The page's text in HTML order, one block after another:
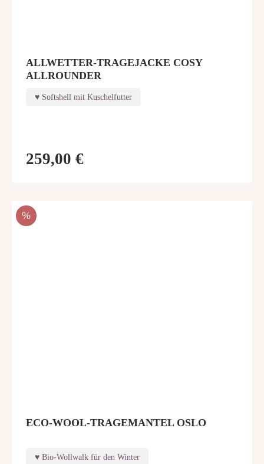
ALLWETTER-TRAGEJACKE COSY
ALLROUNDER
Softshell mit Kuschelfutter
259,00 €
RABATT
%
ECO-WOOL-TRAGEMANTEL OSLO
Bio-Wollwalk für den Winter